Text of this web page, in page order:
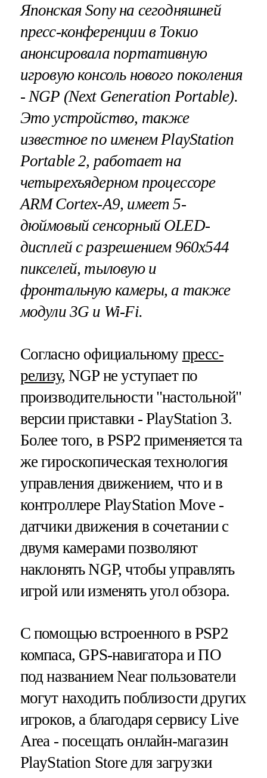
ЯпонскаяSony на сегодняшней
пресс-конференции в Токио
анонсировала портативную
игровую консоль нового поколения
- NGP (Next Generation Portable).
Это устройство, также
известное по именем PlayStation
Portable2, работает на
четырехъядерном процессоре
ARM Cortex-A9, имеет 5-
дюймовый сенсорный OLED-
дисплей с разрешением 960х544
пикселей, тыловую и
фронтальную камеры, а также
модули 3G и Wi-Fi.
Согласно официальному пресс-
релизу, NGP не уступает по
производительности "настольной"
версии приставки - PlayStation 3.
Более того, в PSP2 применяется та
же гироскопическая технология
управления движением, что и в
контроллере PlayStation Move -
датчики движения в сочетании с
двумя камерами позволяют
наклонять NGP, чтобы управлять
игрой или изменять угол обзора.
С помощью встроенного в PSP2
компаса, GPS-навигатора и ПО
под названием Near пользователи
могут находить поблизости других
игроков, а благодаря сервису Live
Area - посещать онлайн-магазин
PlayStation Store для загрузки